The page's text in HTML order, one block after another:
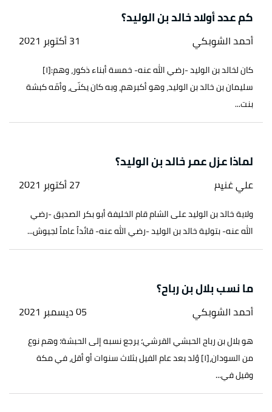
كم عدد أولاد خالد بن الوليد؟
أحمد الشوبكي 31 أكتوبر 2021
كان لخالد بن الوليد -رضي الله عنه- خمسة أبناء ذكور، وهم:[١]
سليمان بن خالد بن الوليد، وهو أكبرهم، وبه كان يكنّى، وأمّه كبشة
بنت...
لماذا عزل عمر خالد بن الوليد؟
علي غنيم 27 أكتوبر 2021
ولاية خالد بن الوليد على الشام قام الخليفة أبو بكر الصديق -رضي
الله عنه- بتولية خالد بن الوليد -رضي الله عنه- قائداً عاماً لجيوش...
ما نسب بلال بن رباح؟
أحمد الشوبكي 05 ديسمبر 2021
هو بلال بن رباح الحبشي القرشي؛ يرجع نسبه إلى الحبشة؛ وهم نوع
من السودان،[١] وُلد بعد عام الفيل بثلاث سنوات أو أقل، في مكة
وقيل في...